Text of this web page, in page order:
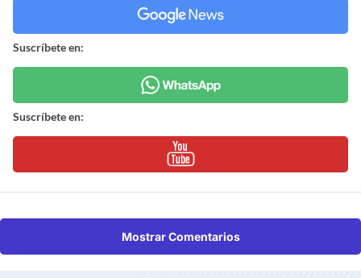
Suscríbete en:
Suscríbete en:
Mostrar Comentarios